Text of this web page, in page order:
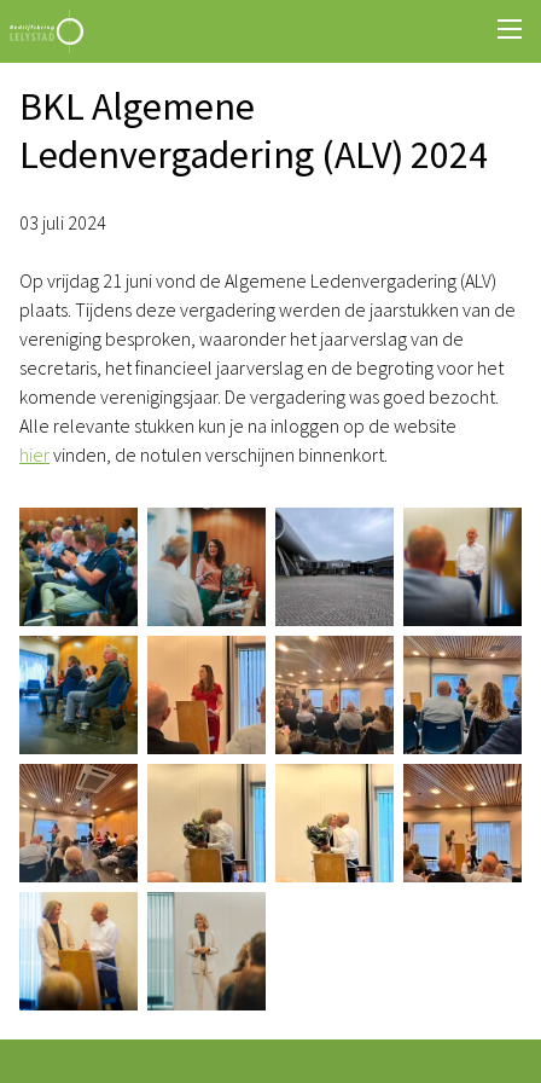
BKL Algemene
Ledenvergadering (ALV) 2024
03 juli 2024
Op vrijdag 21 juni vond de Algemene Ledenvergadering (ALV)
plaats. Tijdens deze vergadering werden de jaarstukken van de
vereniging besproken, waaronder het jaarverslag van de
secretaris, het financieel jaarverslag en de begroting voor het
komende verenigingsjaar. De vergadering was goed bezocht.
Alle relevante stukken kun je na inloggen op de website
hiervinden, de notulen verschijnen binnenkort.